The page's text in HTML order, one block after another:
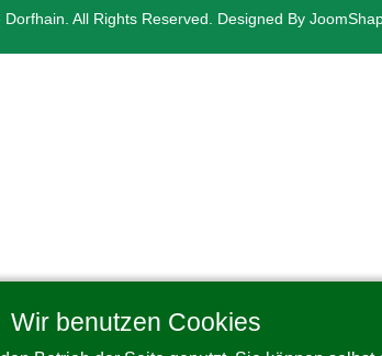
All Rights Reserved. Designed By
Wir benutzen Cookies